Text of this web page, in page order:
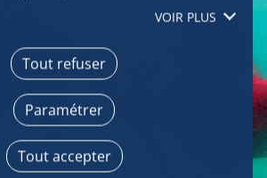
informer sur le détail de
exprimer votre choix pour
elles en cliquant sur « paramétrer
« tout accepter », vous acceptez
à des informations stockées
afin d’obtenir des données sur
développer et améliorer nos
la sécurité, prévenir la fraude et
techniquement le contenu,
VOIR PLUS
Tout accepter
Tout refuser
Paramétrer